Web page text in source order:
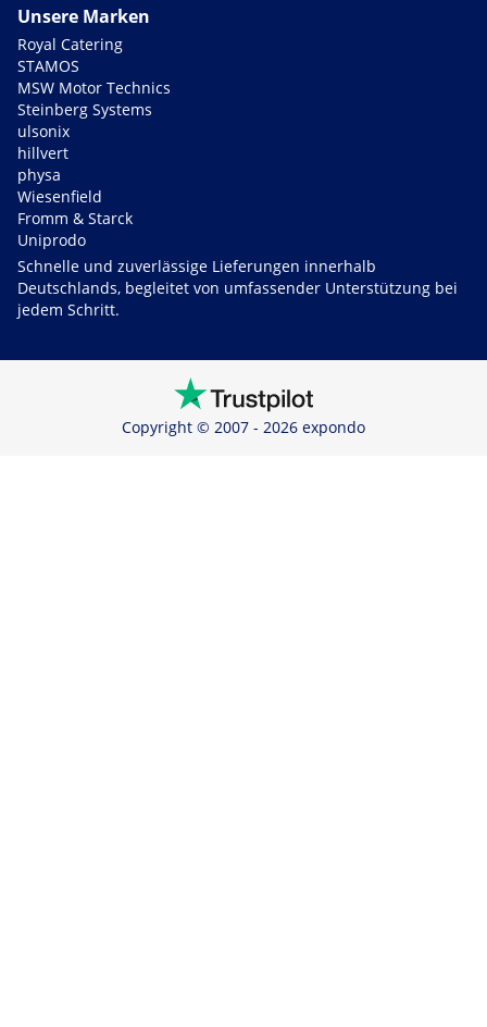
Unsere Marken
Royal Catering
STAMOS
MSW Motor Technics
Steinberg Systems
ulsonix
hillvert
physa
Wiesenfield
Fromm & Starck
Uniprodo
Schnelle und zuverlässige Lieferungen innerhalb
Deutschlands, begleitet von umfassender Unterstützung bei
jedem Schritt.
Copyright © 2007 - 2026 expondo